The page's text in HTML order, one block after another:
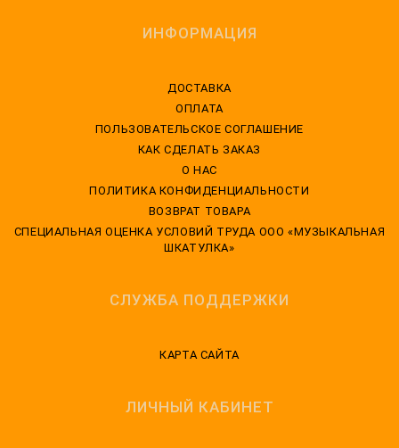
ИНФОРМАЦИЯ
ДОСТАВКА
ОПЛАТА
ПОЛЬЗОВАТЕЛЬСКОЕ СОГЛАШЕНИЕ
КАК СДЕЛАТЬ ЗАКАЗ
О НАС
ПОЛИТИКА КОНФИДЕНЦИАЛЬНОСТИ
ВОЗВРАТ ТОВАРА
CПЕЦИАЛЬНАЯ ОЦЕНКА УСЛОВИЙ ТРУДА ООО «МУЗЫКАЛЬНАЯ
ШКАТУЛКА»
СЛУЖБА ПОДДЕРЖКИ
КАРТА САЙТА
ЛИЧНЫЙ КАБИНЕТ